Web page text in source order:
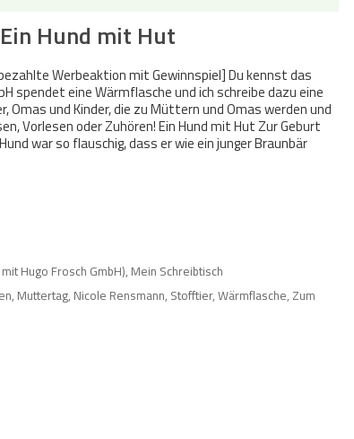
Hund mit Hut
Werbeaktion mit Gewinnspiel] Du kennst das
spendet eine Wärmflasche und ich schreibe dazu eine
und Kinder, die zu Müttern und Omas werden und
Vorlesen oder Zuhören! Ein Hund mit Hut Zur Geburt
war so flauschig, dass er wie ein junger Braunbär
Hugo Frosch GmbH), Mein Schreibtisch
, Muttertag, Nicole Rensmann, Stofftier,Wärmflasche, Zum